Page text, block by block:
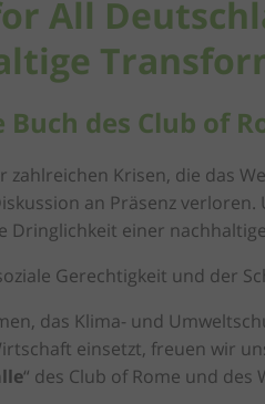
All
Buch des Club of
zahlreichen Krisen, die das
an Präsenz
Dringlichkeit einer
Gerechtigkeit und der
das Klima- und
einsetzt, freuen wir
“ des Club of Rome und